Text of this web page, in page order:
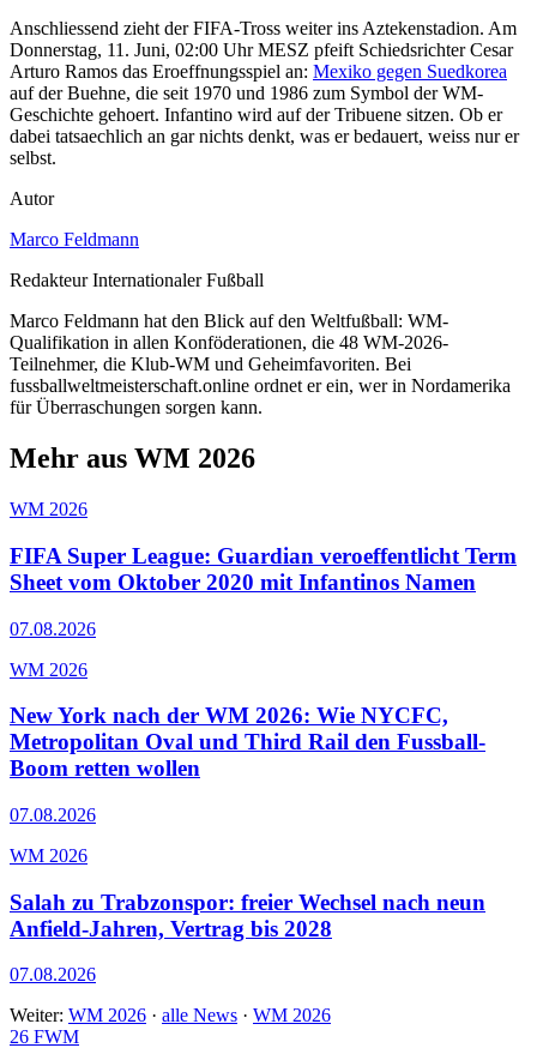
Anschliessend zieht der FIFA-Tross weiter ins Aztekenstadion. Am
Donnerstag, 11. Juni, 02:00 Uhr MESZ pfeift Schiedsrichter Cesar
Arturo Ramos das Eroeffnungsspiel an: Mexiko gegen Suedkorea
auf der Buehne, die seit 1970 und 1986 zum Symbol der WM-
Geschichte gehoert. Infantino wird auf der Tribuene sitzen. Ob er
dabei tatsaechlich an gar nichts denkt, was er bedauert, weiss nur er
selbst.
Autor
Marco Feldmann
Redakteur Internationaler Fußball
Marco Feldmann hat den Blick auf den Weltfußball: WM-
Qualifikation in allen Konföderationen, die 48 WM-2026-
Teilnehmer, die Klub-WM und Geheimfavoriten. Bei
fussballweltmeisterschaft.online ordnet er ein, wer in Nordamerika
für Überraschungen sorgen kann.
Mehr aus WM 2026
WM 2026
FIFA Super League: Guardian veroeffentlicht Term
Sheet vom Oktober 2020 mit Infantinos Namen
07.08.2026
WM 2026
New York nach der WM 2026: Wie NYCFC,
Metropolitan Oval und Third Rail den Fussball-
Boom retten wollen
07.08.2026
WM 2026
Salah zu Trabzonspor: freier Wechsel nach neun
Anfield-Jahren, Vertrag bis 2028
07.08.2026
Weiter: WM 2026 · alle News · WM 2026
26 FWM